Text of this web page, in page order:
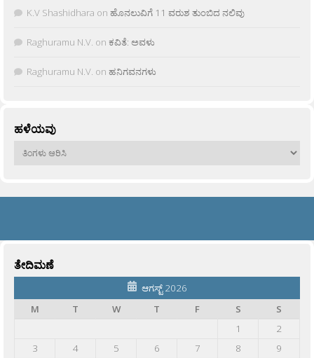
K.V Shashidhara on ಹೊನಲುವಿಗೆ 11 ವರುಶ ತುಂಬಿದ ನಲಿವು
Raghuramu N.V. on ಕವಿತೆ: ಅವಳು
Raghuramu N.V. on ಹನಿಗವನಗಳು
ಹಳೆಯವು
ಹಳೆಯವು
ತೇದಿಮಣೆ
ಆಗಸ್ಟ್ 2026
M
T W T F S
S
1
2
3
4 5 6 7 8
9